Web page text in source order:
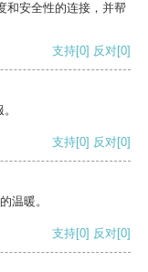
和安全性的连接，并帮
支持[0] 反对[0]
支持[0] 反对[0]
温暖。
支持[0] 反对[0]